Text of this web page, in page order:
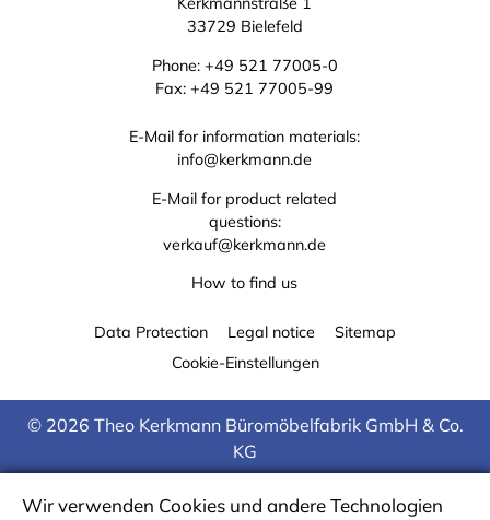
33729 Bielefeld
Phone: +49 521 77005-0
Fax: +49 521 77005-99
E-Mail for information materials:
info@kerkmann.de
E-Mail for product related
questions:
verkauf@kerkmann.de
How to find us
Data Protection Legal notice
Sitemap
Cookie-Einstellungen
© 2026 Theo Kerkmann Büromöbelfabrik GmbH & Co.
KG
Wir verwenden Cookies und andere Technologien